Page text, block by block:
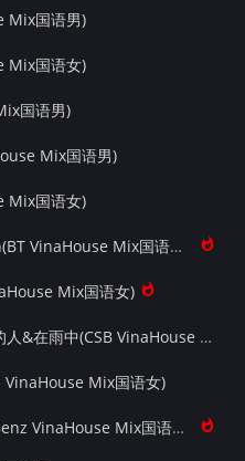
Mix国语男)
Mix国语女)
国语男)
Mix国语男)
Mix国语女)
【Dj夜猫提供】群星 - My Heart Will Go On(BT VinaHouse Mix国语合唱)
Mix国语女)
【Dj夜猫提供】半吨兄弟 - 爱我的人和我爱的人&在雨中(CSB VinaHouse Mix国语男)
VinaHouse Mix国语女)
【Dj夜猫提供】龙哥&金喜善 - 美丽的神话(Benz VinaHouse Mix国语合唱)